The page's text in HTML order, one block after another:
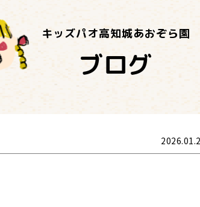
キッズパオ高知城あおぞら園
ブログ